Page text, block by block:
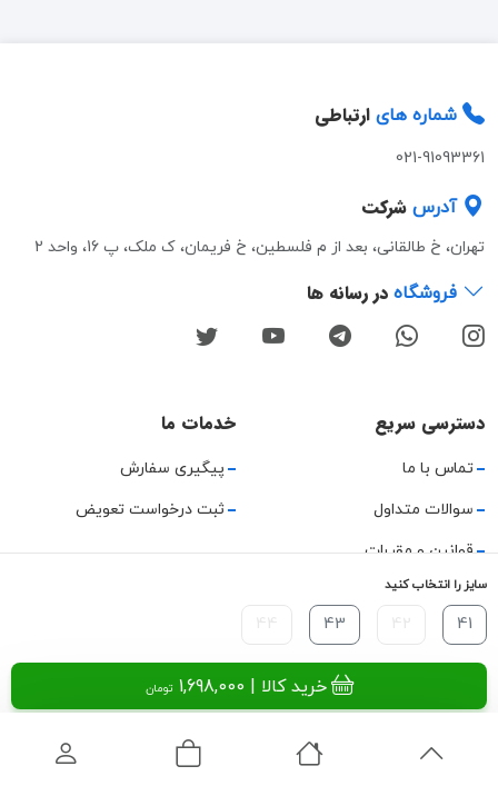
سایز را انتخاب کنید
41
43
خرید کالا تومان
شماره های ارتباطی
021-91093361
آدرس شرکت
تهران، خ طالقانی، بعد از م فلسطین، خ فریمان، ک ملک، پ 16، واحد 2
فروشگاه در رسانه ها
دسترسی سریع
تماس با ما
سوالات متداول
قوانین و مقررات
حریم خصوصی
راهنمای استفاده
خدمات ما
پیگیری سفارش
ثبت درخواست تعویض
تمامی حقوق این وب‌سایت و محتوای آن متعلق به میمارکت است. ©